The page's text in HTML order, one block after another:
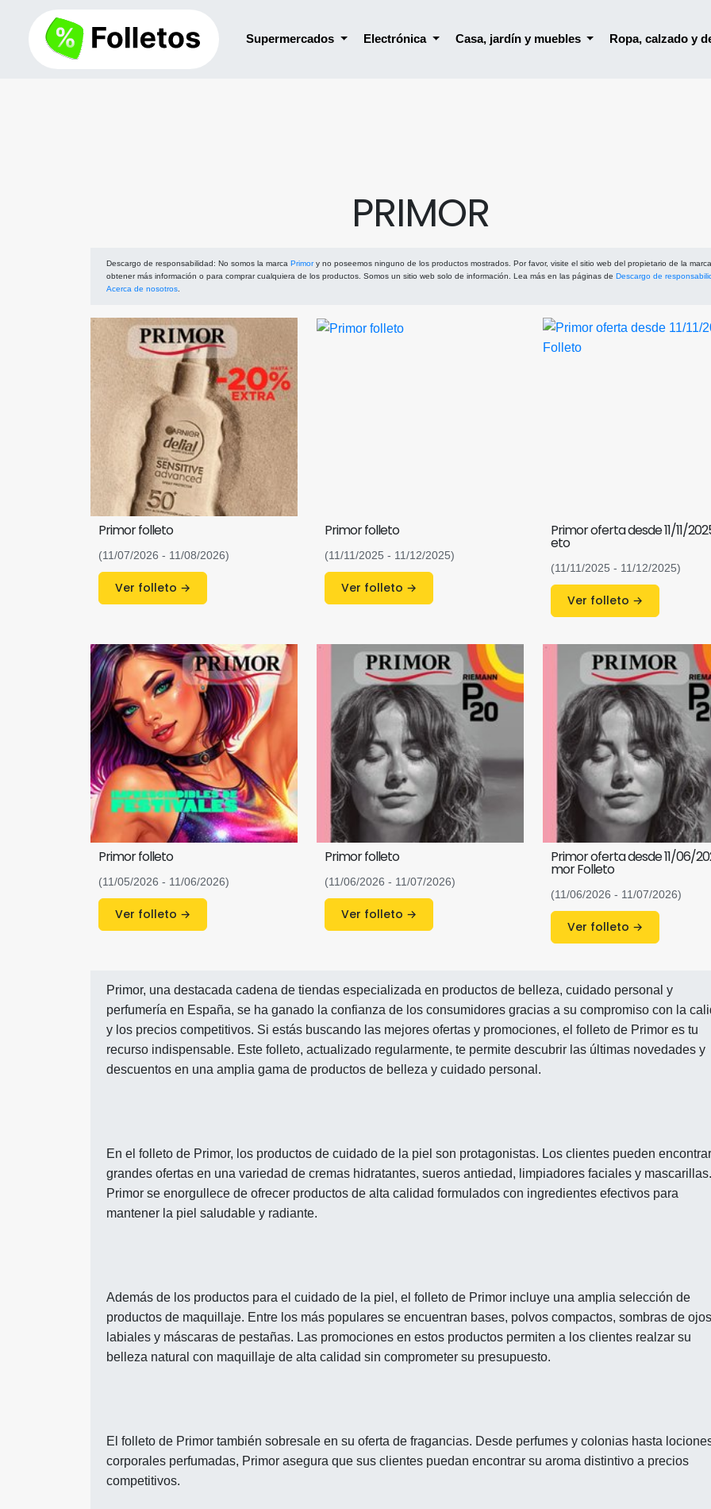
Supermercados Electrónica Casa, jardín y muebles Ropa, calzado y
PRIMOR
Descargo de responsabilidad: No somos la marca Primory no poseemos ninguno de los productos mostrados. Por favor, visite el sitio web del propietario de la
obtener más información o para comprar cualquiera de los productos. Somos un sitio web solo de información. Lea más en las páginas de Descargo de
Acerca de nosotros
Primor folleto
(11/07/2026 - 11/08/2026)
Ver folleto →
Primor folleto
(11/11/2025 - 11/12/2025)
Ver folleto →
Primor oferta desde 11/11/
eto
(11/11/2025 - 11/12/2025)
Ver folleto →
Primor folleto
(11/05/2026 - 11/06/2026)
Ver folleto →
Primor folleto
(11/06/2026 - 11/07/2026)
Ver folleto →
Primor oferta desde 11/06/
mor Folleto
(11/06/2026 - 11/07/2026)
Ver folleto →
Primor, una destacada cadena de tiendas especializada en productos de belleza, cuidado personal y
perfumería en España, se ha ganado la confianza de los consumidores gracias a su compromiso con la
y los precios competitivos. Si estás buscando las mejores ofertas y promociones, el folleto de Primor es tu
recurso indispensable. Este folleto, actualizado regularmente, te permite descubrir las últimas novedades y
descuentos en una amplia gama de productos de belleza y cuidado personal.
En el folleto de Primor, los productos de cuidado de la piel son protagonistas. Los clientes pueden encontrar
grandes ofertas en una variedad de cremas hidratantes, sueros antiedad, limpiadores faciales y mascarillas.
Primor se enorgullece de ofrecer productos de alta calidad formulados con ingredientes efectivos para
mantener la piel saludable y radiante.
Además de los productos para el cuidado de la piel, el folleto de Primor incluye una amplia selección de
productos de maquillaje. Entre los más populares se encuentran bases, polvos compactos, sombras de
labiales y máscaras de pestañas. Las promociones en estos productos permiten a los clientes realzar su
belleza natural con maquillaje de alta calidad sin comprometer su presupuesto.
El folleto de Primor también sobresale en su oferta de fragancias. Desde perfumes y colonias hasta
corporales perfumadas, Primor asegura que sus clientes puedan encontrar su aroma distintivo a precios
competitivos.